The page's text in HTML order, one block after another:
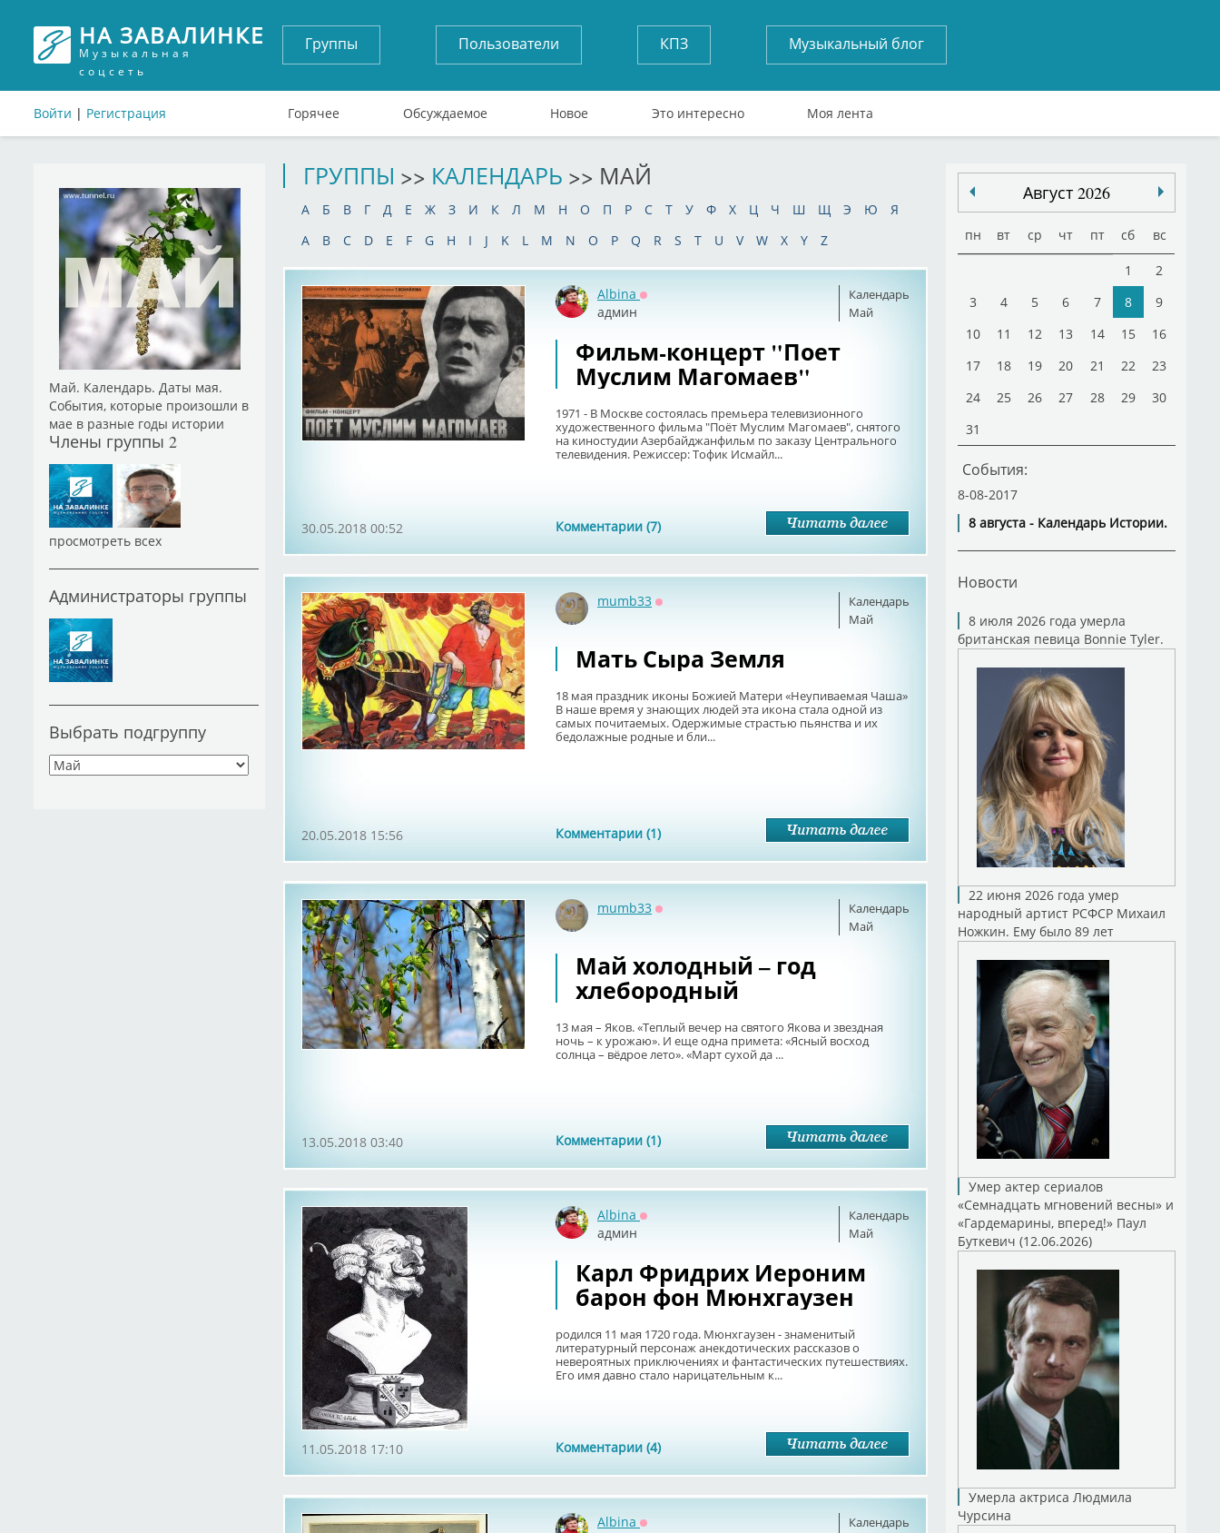
НА ЗАВАЛИНКЕ
Музыкальная
соцсеть
Войти | Регистрация
Группы Пользователи КПЗ Музыкальный блог
Горячее Обсуждаемое Новое Это интересно Моя лента
Май. Календарь. Даты мая.
События, которые произошли в
мае в разные годы истории
Члены группы 2
просмотреть всех
Администраторы группы
Выбрать подгруппу
ГРУППЫ >> КАЛЕНДАРЬ >> МАЙ
А Б В Г Д Е Ж З И К Л М Н О П Р С Т У Ф Х Ц Ч Ш Щ Э Ю
Я
A
B C D E F G H I J K L M N O P Q R S T U V W X Y Z
Календарь
Май
Albina
админ
Фильм-концерт "Поет
Муслим Магомаев"
1971 - В Москве состоялась премьера телевизионного
художественного фильма "Поёт Муслим Магомаев", снятого
на киностудии Азербайджанфильм по заказу Центрального
телевидения. Режиссер: Тофик Исмайл...
Комментарии (7)
30.05.2018 00:52
Календарь
Май
mumb33
Мать Сыра Земля
18 мая праздник иконы Божией Матери «Неупиваемая Чаша»
В наше время у знающих людей эта икона стала одной из
самых почитаемых. Одержимые страстью пьянства и их
бедолажные родные и бли...
Комментарии (1)
20.05.2018 15:56
Календарь
Май
mumb33
Май холодный – год
хлебородный
13 мая – Яков. «Теплый вечер на святого Якова и звездная
ночь – к урожаю». И еще одна примета: «Ясный восход
солнца – вёдрое лето». «Март сухой да ...
Комментарии (1)
13.05.2018 03:40
Календарь
Май
Albina
админ
Карл Фридрих Иероним
барон фон Мюнхгаузен
родился 11 мая 1720 года. Мюнхгаузен - знаменитый
литературный персонаж анекдотических рассказов о
невероятных приключениях и фантастических путешествиях.
Его имя давно стало нарицательным к...
Комментарии (4)
11.05.2018 17:10
Календарь
Albina
Август 2026
пн вт ср чт пт сб вс
1
2
3
4 5 6 7 8
9
10
11 12 13 14 15
16
17
18 19 20 21 22
23
24
25 26 27 28 29
30
31
События:
8-08-2017
8 августа - Календарь Истории.
Новости
8 июля 2026 года умерла
британская певица Bonnie Tyler.
22 июня 2026 года умер
народный артист РСФСР Михаил
Ножкин. Ему было 89 лет
Умер актер сериалов
«Семнадцать мгновений весны» и
«Гардемарины, вперед!» Паул
Буткевич (12.06.2026)
Умерла актриса Людмила
Чурсина